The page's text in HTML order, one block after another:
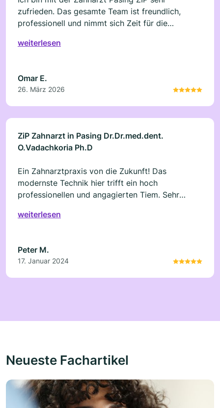
zufrieden. Das gesamte Team ist freundlich,
professionell und nimmt sich Zeit für die
verständlich erklärt, sodass man sich gut
Praxis, angenehme Atmosphäre und ein sehr
kompetentes Team. Ich komme gerne wieder und
kann die Praxis definitiv weiterempfehlen!
weiterlesen
Omar E.
26. März 2026
ZiP Zahnarzt in Pasing Dr.Dr.med.dent.
O.Vadachkoria Ph.D
Ein Zahnarztpraxis von die Zukunft! Das
modernste Technik hier trifft ein hoch
professionellen und angagierten Tiem. Sehr
entgegen genommen und für die beste Lösung
weiterlesen
Peter M.
17. Januar 2024
Neueste Fachartikel